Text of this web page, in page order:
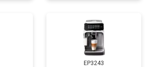
EP3243